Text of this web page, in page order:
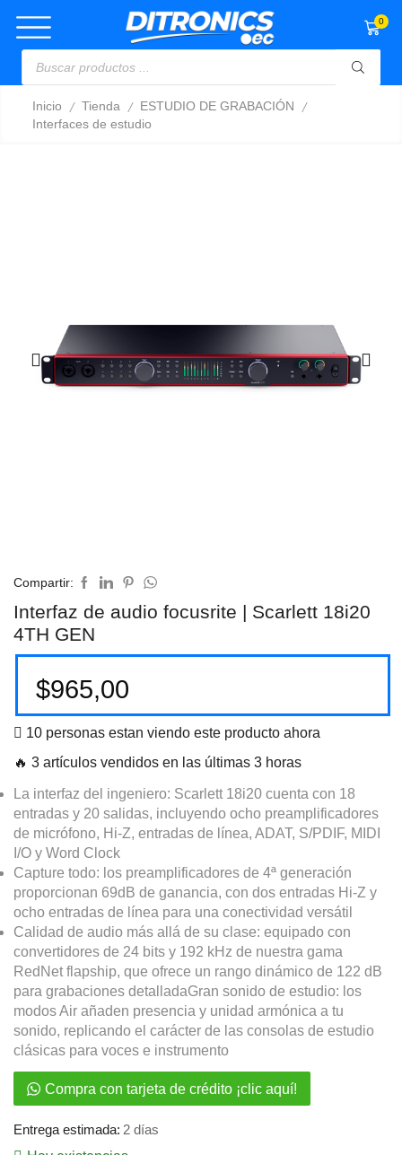
0
Inicio / Tienda / ESTUDIO DE GRABACIÓN /
Interfaces de estudio
Compartir:
Interfaz de audio focusrite | Scarlett 18i20
4TH GEN
$965,00
10 personas estan viendo este producto ahora
🔥 3 artículos vendidos en las últimas 3 horas
La interfaz del ingeniero: Scarlett 18i20 cuenta con 18
entradas y 20 salidas, incluyendo ocho preamplificadores
de micrófono, Hi-Z, entradas de línea, ADAT, S/PDIF, MIDI
I/O y Word Clock
Capture todo: los preamplificadores de 4ª generación
proporcionan 69dB de ganancia, con dos entradas Hi-Z y
ocho entradas de línea para una conectividad versátil
Calidad de audio más allá de su clase: equipado con
convertidores de 24 bits y 192 kHz de nuestra gama
RedNet flapship, que ofrece un rango dinámico de 122 dB
para grabaciones detalladaGran sonido de estudio: los
modos Air añaden presencia y unidad armónica a tu
sonido, replicando el carácter de las consolas de estudio
clásicas para voces e instrumento
Compra con tarjeta de crédito ¡clic aquí!
Entrega estimada: 2 días